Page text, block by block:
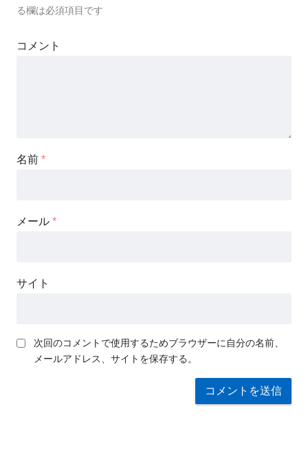
る欄は必須項目です
コメント
名前 *
メール *
サイト
次回のコメントで使用するためブラウザーに自分の名前、
メールアドレス、サイトを保存する。